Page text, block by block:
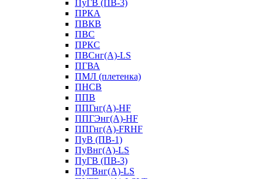
ПуГВ (ПВ-3)
ПРКА
ПВКВ
ПВС
ПРКС
ПВСнг(А)-LS
ПГВА
ПМЛ (плетенка)
ПНСВ
ППВ
ППГнг(А)-HF
ППГЭнг(А)-HF
ППГнг(А)-FRHF
ПуВ (ПВ-1)
ПуВнг(А)-LS
ПуГВ (ПВ-3)
ПуГВнг(А)-LS